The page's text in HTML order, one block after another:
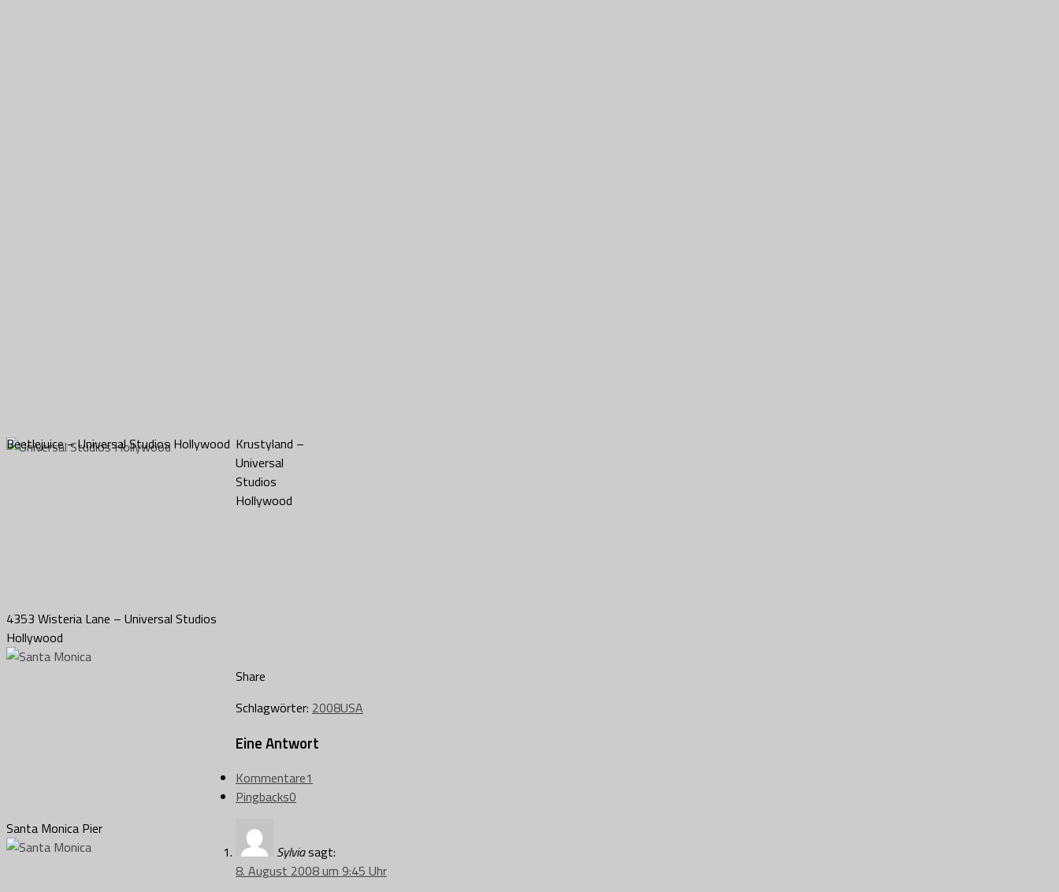
Beetlejuice – Universal Studios Hollywood
4353 Wisteria Lane – Universal Studios
Hollywood
Santa Monica Pier
Krustyland –
Universal
Studios
Hollywood
Share
Schlagwörter: 2008USA
Eine Antwort
Kommentare1
Pingbacks0
Sylviasagt:
8. August 2008 um 9:45 Uhr